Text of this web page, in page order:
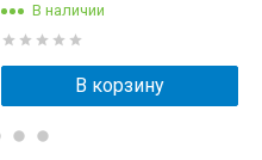
В наличии
В корзину